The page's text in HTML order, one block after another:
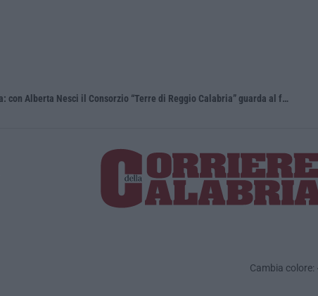
Confagricoltura Calabria: con Alberta Nesci il Consorzio “Terre di Reggio Calabria” guarda al futuro
Cambia colore: